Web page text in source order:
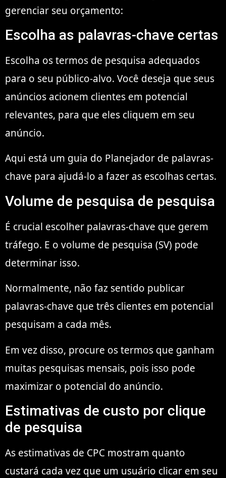
gerenciar seu orçamento:
Escolha as palavras-chave certas
Escolha os termos de pesquisa adequados
para o seu público-alvo. Você deseja que seus
anúncios acionem clientes em potencial
relevantes, para que eles cliquem em seu
anúncio.
Aqui está um guia do Planejador de palavras-
chave para ajudá-lo a fazer as escolhas certas.
Volume de pesquisa de pesquisa
É crucial escolher palavras-chave que gerem
tráfego. E o volume de pesquisa (SV) pode
determinar isso.
Normalmente, não faz sentido publicar
palavras-chave que três clientes em potencial
pesquisam a cada mês.
Em vez disso, procure os termos que ganham
muitas pesquisas mensais, pois isso pode
maximizar o potencial do anúncio.
Estimativas de custo por clique
de pesquisa
As estimativas de CPC mostram quanto
custará cada vez que um usuário clicar em seu